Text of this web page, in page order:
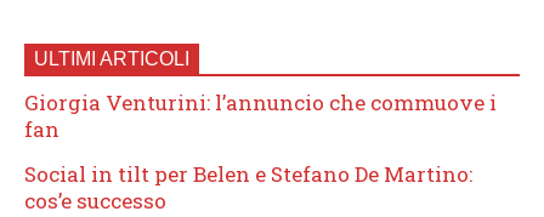
ULTIMI ARTICOLI
Giorgia Venturini: l’annuncio che commuove i
fan
Social in tilt per Belen e Stefano De Martino:
cos’e successo